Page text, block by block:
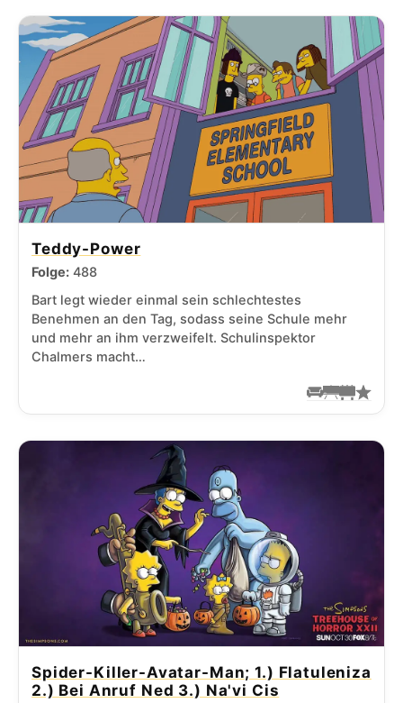
Teddy-Power
Folge: 488
Bart legt wieder einmal sein schlechtestes
Benehmen an den Tag, sodass seine Schule mehr
und mehr an ihm verzweifelt. Schulinspektor
Chalmers macht…
Spider-Killer-Avatar-Man; 1.) Flatuleniza
2.) Bei Anruf Ned 3.) Na'vi Cis